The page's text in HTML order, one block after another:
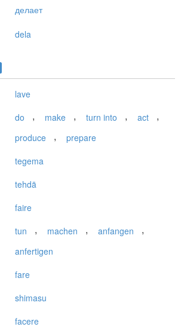
делает
dela
lave
do , make , turn into , act ,
produce , prepare
tegema
tehdä
faire
tun , machen , anfangen ,
anfertigen
fare
shimasu
facere